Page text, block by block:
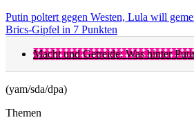
Putin poltert gegen Westen, Lula will
Brics-Gipfel in 7 Punkten
Macht und Getreide: Was hinter
(yam/sda/dpa)
Themen